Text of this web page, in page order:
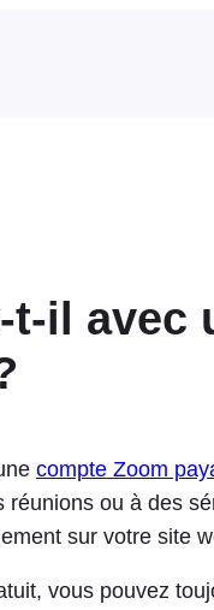
t-il avec
compte Zoom
ou à des
sur votre site
vous pouvez